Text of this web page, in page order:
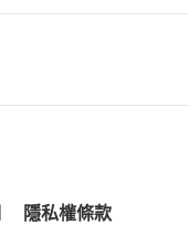
隱私權條款